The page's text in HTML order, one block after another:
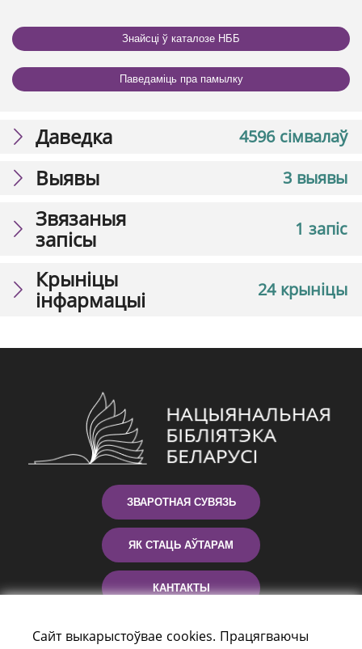
Знайсці ў каталозе НББ
Паведаміць пра памылку
4596 сімвалаў
Даведка
3 выявы
Выявы
1 запіс
Звязаныя
запісы
24 крыніцы
Крыніцы
інфармацыі
ЗВАРОТНАЯ СУВЯЗЬ
ЯК СТАЦЬ АЎТАРАМ
КАНТАКТЫ
ДАПАМОГА
Сайт выкарыстоўвае cookies. Працягваючы